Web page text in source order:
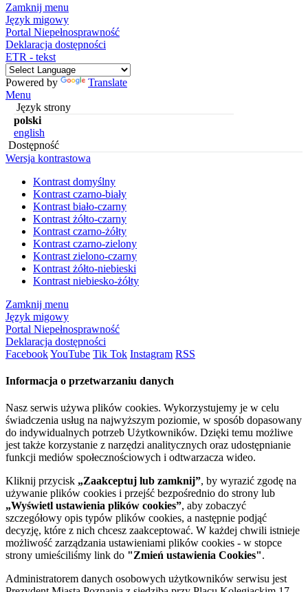
Zamknij menu
Język migowy
Portal Niepełnosprawność
Deklaracja dostępności
ETR - tekst
Powered by
Translate
Menu
Język strony
polski
english
Dostępność
Wersja kontrastowa
Kontrast domyślny
Kontrast czarno-biały
Kontrast biało-czarny
Kontrast żółto-czarny
Kontrast czarno-żółty
Kontrast czarno-zielony
Kontrast zielono-czarny
Kontrast żółto-niebieski
Kontrast niebiesko-żółty
Zamknij menu
Język migowy
Portal Niepełnosprawność
Deklaracja dostępności
FacebookYouTube Tik Tok Instagram RSS
Informacja o przetwarzaniu danych
Nasz serwis używa plików cookies. Wykorzystujemy je w celu
świadczenia usług na najwyższym poziomie, w sposób dopasowany
do indywidualnych potrzeb Użytkowników. Dzięki temu możliwe
jest także korzystanie z narzędzi analitycznych oraz udostępnianie
funkcji mediów społecznościowych i odtwarzacza wideo.
Kliknij przycisk „Zaakceptuj lub zamknij”, by wyrazić zgodę na
używanie plików cookies i przejść bezpośrednio do strony lub
„Wyświetl ustawienia plików cookies”, aby zobaczyć
szczegółowy opis typów plików cookies, a następnie podjąć
decyzję, które z nich chcesz zaakceptować. W każdej chwili istnieje
możliwość zarządzania ustawieniami plików cookies - w stopce
strony umieściliśmy link do "Zmień ustawienia Cookies".
Administratorem danych osobowych użytkowników serwisu jest